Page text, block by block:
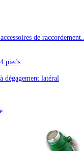
de raccordement...
pieds
dégagement latéral